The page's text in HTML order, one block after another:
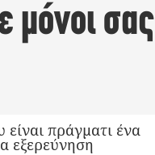
μόνοι σας
πράγματι ένα
εξερεύνηση